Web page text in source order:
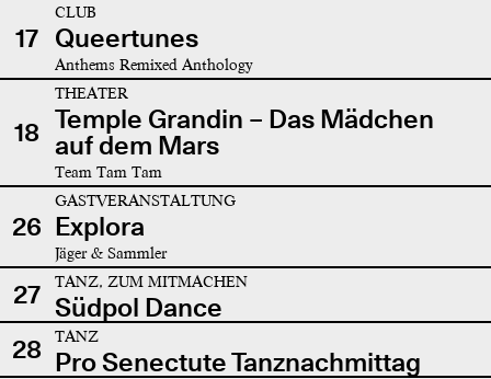
17
CLUB
Queertunes
Anthems Remixed Anthology
18
THEATER
Temple Grandin – Das Mädchen
auf dem Mars
Team Tam Tam
26
GASTVERANSTALTUNG
Explora
Jäger & Sammler
27 TANZ, ZUM MITMACHEN
Südpol Dance
28
TANZ
Pro Senectute Tanznachmittag